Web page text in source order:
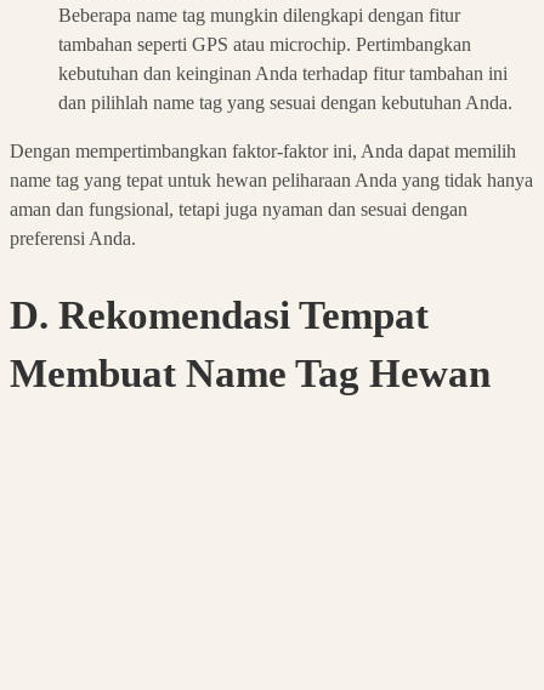
Beberapa name tag mungkin dilengkapi dengan fitur
tambahan seperti GPS atau microchip. Pertimbangkan
kebutuhan dan keinginan Anda terhadap fitur tambahan ini
dan pilihlah name tag yang sesuai dengan kebutuhan Anda.
Dengan mempertimbangkan faktor-faktor ini, Anda dapat memilih
name tag yang tepat untuk hewan peliharaan Anda yang tidak hanya
aman dan fungsional, tetapi juga nyaman dan sesuai dengan
preferensi Anda.
D. Rekomendasi Tempat
Membuat Name Tag Hewan